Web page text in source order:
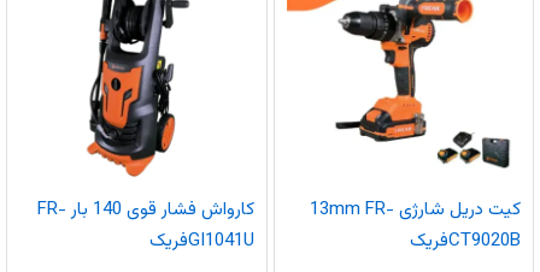
کیت دریل شارژی 13mm FR-
CT9020Bفریک
کارواش فشار قوی 140 بار FR-
GI1041Uفریک